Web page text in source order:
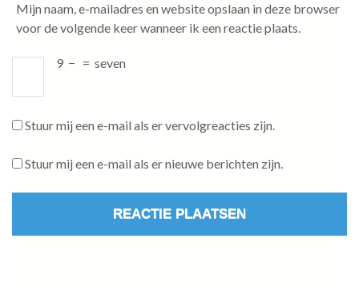
Mijn naam, e-mailadres en website opslaan in deze browser
voor de volgende keer wanneer ik een reactie plaats.
9 − = seven
Stuur mij een e-mail als er vervolgreacties zijn.
Stuur mij een e-mail als er nieuwe berichten zijn.